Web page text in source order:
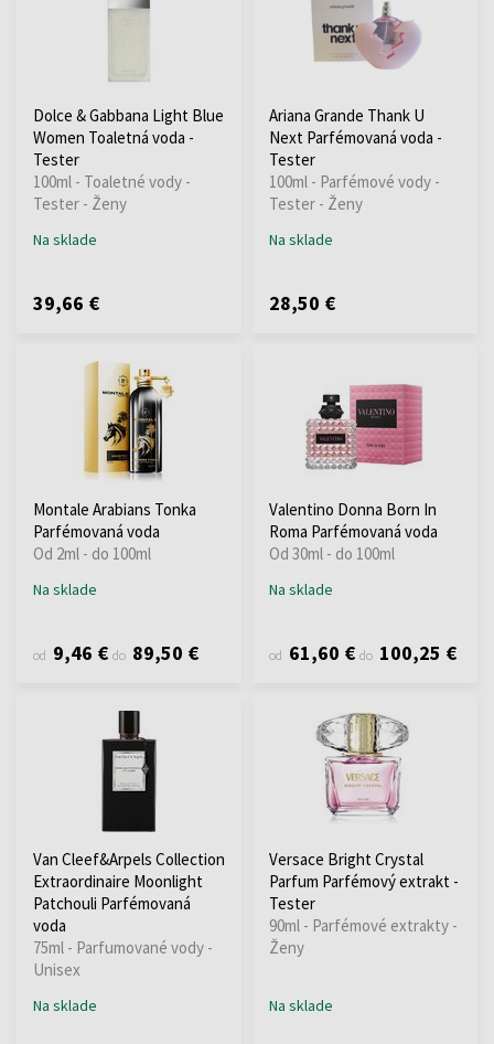
Dolce & Gabbana Light Blue
Women Toaletná voda -
Tester
100ml - Toaletné vody -
Tester - Ženy
Na sklade
39,66 €
Ariana Grande Thank U
Next Parfémovaná voda -
Tester
100ml - Parfémové vody -
Tester - Ženy
Na sklade
28,50 €
Montale Arabians Tonka
Parfémovaná voda
Od 2ml - do 100ml
Na sklade
od 9,46 € do 89,50 €
Valentino Donna Born In
Roma Parfémovaná voda
Od 30ml - do 100ml
Na sklade
od 61,60 € do 100,25 €
Van Cleef&Arpels Collection
Extraordinaire Moonlight
Patchouli Parfémovaná
voda
75ml - Parfumované vody -
Unisex
Na sklade
Versace Bright Crystal
Parfum Parfémový extrakt -
Tester
90ml - Parfémové extrakty -
Ženy
Na sklade